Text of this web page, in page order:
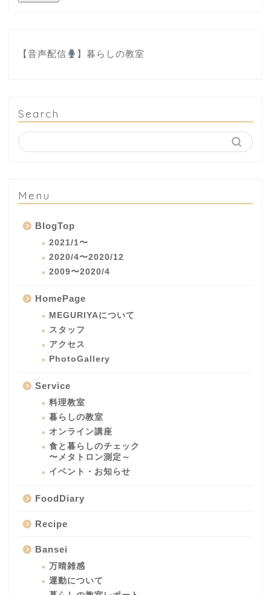
【音声配信 】暮らしの教室
Search
Menu
BlogTop
2021/1〜
2020/4〜2020/12
2009〜2020/4
HomePage
MEGURIYAについて
スタッフ
アクセス
PhotoGallery
Service
料理教室
暮らしの教室
オンライン講座
食と暮らしのチェック
〜メタトロン測定～
イベント・お知らせ
FoodDiary
Recipe
Bansei
万晴雑感
運動について